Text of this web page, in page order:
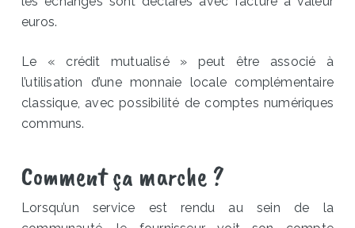
euros.
Le « crédit mutualisé » peut être associé à
l’utilisation d’une monnaie locale complémentaire
classique, avec possibilité de comptes numériques
communs.
Comment ça marche ?
Lorsqu’un service est rendu au sein de la